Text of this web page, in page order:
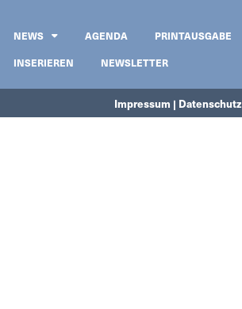
NEWS AGENDA PRINTAUSGABE
INSERIEREN
NEWSLETTER
Impressum | Datenschutz